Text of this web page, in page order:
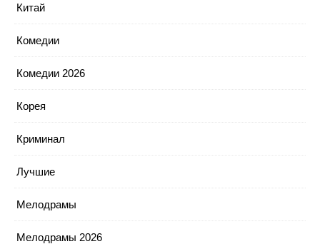
Китай
Комедии
Комедии 2026
Корея
Криминал
Лучшие
Мелодрамы
Мелодрамы 2026